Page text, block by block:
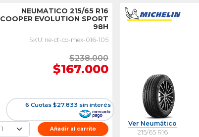
NEUMATICO 215/65 R16
COOPER EVOLUTION SPORT
98H
SKU: ne-ct-co-mex-016-105
$238.000
$167.000
6 Cuotas $27.833 sin interés
Añadir al carrito
Ver Neumático
215/65 R16